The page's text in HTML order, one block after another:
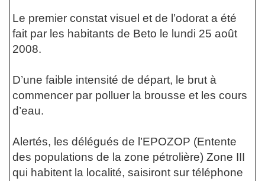
Le premier constat visuel et de l’odorat a été
fait par les habitants de Beto le lundi 25 août
2008.
D’une faible intensité de départ, le brut à
commencer par polluer la brousse et les cours
d’eau.
Alertés, les délégués de l’EPOZOP (Entente
des populations de la zone pétrolière) Zone III
qui habitent la localité, saisiront sur téléphone